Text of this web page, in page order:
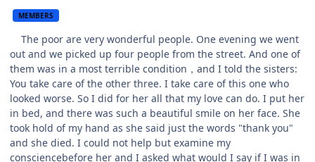
MEMBERS
The poor are very wonderful people. One evening we went
out and we picked up four people from the street. And one of
them was in a most terrible condition，and I told the sisters:
You take care of the other three. I take care of this one who
looked worse. So I did for her all that my love can do. I put her
in bed, and there was such a beautiful smile on her face. She
took hold of my hand as she said just the words "thank you"
and she died. I could not help but examine my
consciencebefore her and I asked what would I say if I was in